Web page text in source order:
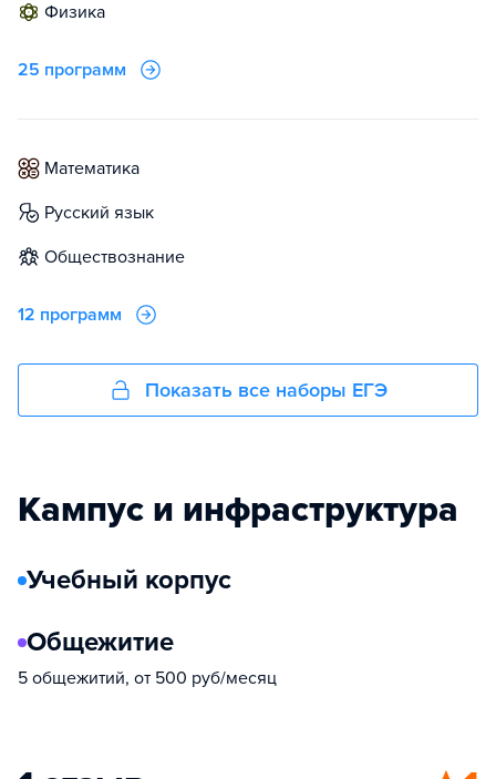
физика
25 программ
математика
русский язык
обществознание
12 программ
Показать все наборы ЕГЭ
Кампус и инфраструктура
Учебный корпус
Общежитие
5 общежитий, от 500 руб/месяц